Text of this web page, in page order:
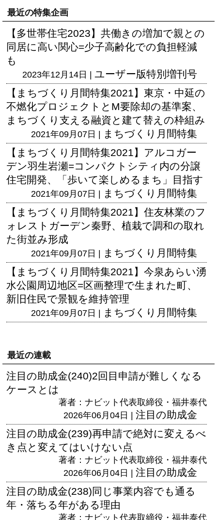
最近の特集企画
【多世帯住宅2023】共働きの増加で親との
同居に高い関心=少子高齢化での負担軽減
も
2023年12月14日 | ユーザー版特別増刊号
【まちづくり月間特集2021】東京・中延の
不燃化プロジェクトとM要除却の基準案、
まちづくり支える融資と建て替えの枠組み
2021年09月07日 | まちづくり月間特集
【まちづくり月間特集2021】アルコガー
デン羽生岩瀬=コンパクトシティ内の分譲
住宅開発、「歩いて楽しめるまち」目指す
2021年09月07日 | まちづくり月間特集
【まちづくり月間特集2021】住友林業のフ
ォレストガーデン秦野、植栽で調和の取れ
た街並み形成
2021年09月07日 | まちづくり月間特集
【まちづくり月間特集2021】今泉あらい湧
水公園周辺地区=区画整理で生まれた町、
新旧住民で景観を維持管理
2021年09月07日 | まちづくり月間特集
最近の連載
注目の助成金(240)2回目申請が難しくなる
ケースとは
著者：ナビット代表取締役・福井泰代
2026年06月04日 | 注目の助成金
注目の助成金(239)再申請で絶対に変えるべ
き点と変えてはいけない点
著者：ナビット代表取締役・福井泰代
2026年06月04日 | 注目の助成金
注目の助成金(238)同じ事業内容でも通る
年・落ちる年がある理由
著者：ナビット代表取締役・福井泰代